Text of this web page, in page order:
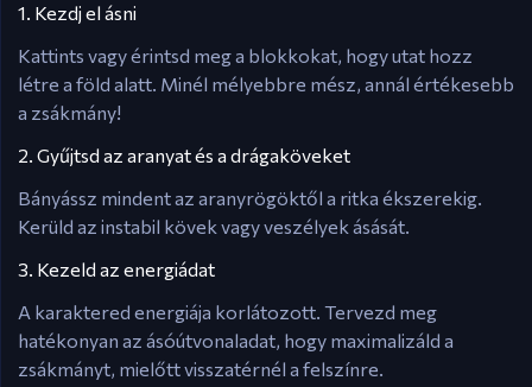
1. Kezdj el ásni
Kattints vagy érintsd meg a blokkokat, hogy utat hozz
létre a föld alatt. Minél mélyebbre mész, annál értékesebb
a zsákmány!
2. Gyűjtsd az aranyat és a drágaköveket
Bányássz mindent az aranyrögöktől a ritka ékszerekig.
Kerüld az instabil kövek vagy veszélyek ásását.
3. Kezeld az energiádat
A karaktered energiája korlátozott. Tervezd meg
hatékonyan az ásóútvonaladat, hogy maximalizáld a
zsákmányt, mielőtt visszatérnél a felszínre.